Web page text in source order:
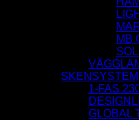
MB
SKENSYSTEM
1-FAS
GLOBAL